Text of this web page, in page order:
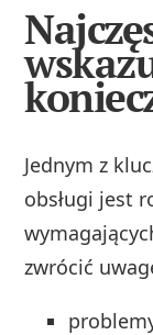
Jednym z
obsługi jest
zwrócić